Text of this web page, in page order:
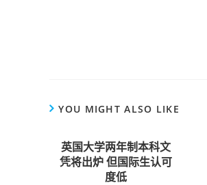
YOU MIGHT ALSO LIKE
英国大学两年制本科文
凭将出炉 但国际生认可
度低